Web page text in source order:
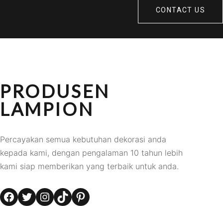
CONTACT US
PRODUSEN
LAMPION
Percayakan semua kebutuhan dekorasi anda
kepada kami, dengan pengalaman 10 tahun lebih
kami siap memberikan yang terbaik untuk anda.
Facebook Twitter Instagram TikTok Pinterest